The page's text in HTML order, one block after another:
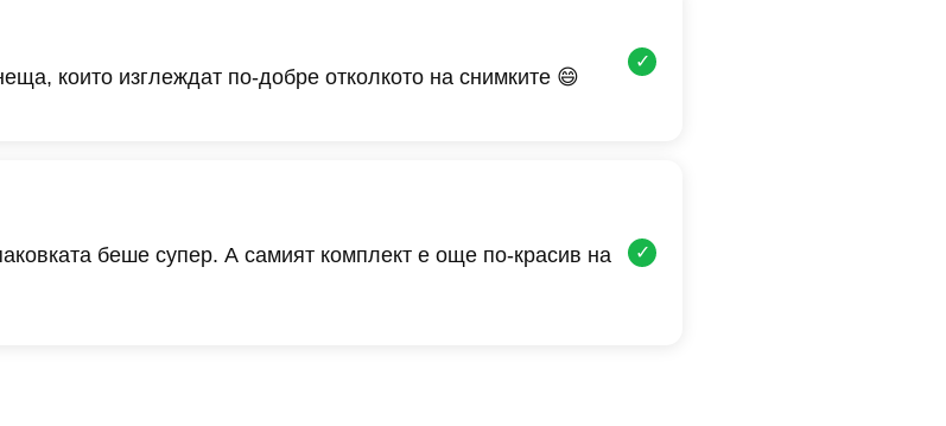
които изглеждат по-добре отколкото на снимките 😄
✓
беше супер. А самият комплект е още по-красив на
✓